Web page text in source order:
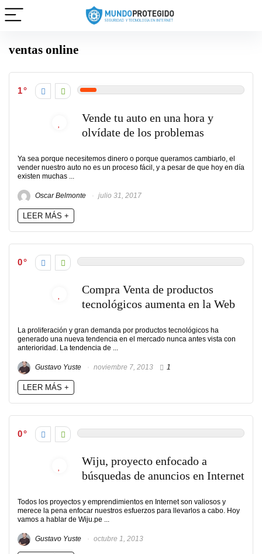
ventas online
1
Vende tu auto en una hora y
olvídate de los problemas
Ya sea porque necesitemos dinero o porque queramos cambiarlo, el
vender nuestro auto no es un proceso fácil, y a pesar de que hoy en día
existen muchas ...
Oscar Belmonte julio 31, 2017
LEER MÁS +
0
Compra Venta de productos
tecnológicos aumenta en la Web
La proliferación y gran demanda por productos tecnológicos ha
generado una nueva tendencia en el mercado nunca antes vista con
anterioridad. La tendencia de ...
Gustavo Yuste noviembre 7, 2013 1
LEER MÁS +
0
Wiju, proyecto enfocado a
búsquedas de anuncios en Internet
Todos los proyectos y emprendimientos en Internet son valiosos y
merece la pena enfocar nuestros esfuerzos para llevarlos a cabo. Hoy
vamos a hablar de Wiju.pe ...
Gustavo Yuste octubre 1, 2013